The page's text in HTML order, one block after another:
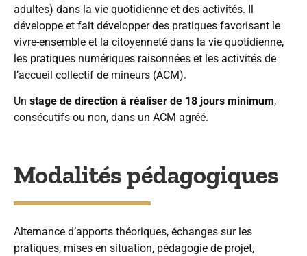
adultes) dans la vie quotidienne et des activités. Il
développe et fait développer des pratiques favorisant le
vivre-ensemble et la citoyenneté dans la vie quotidienne,
les pratiques numériques raisonnées et les activités de
l’accueil collectif de mineurs (ACM).
Un stage de direction à réaliser de 18 jours minimum,
consécutifs ou non, dans un ACM agréé.
Modalités pédagogiques
Alternance d’apports théoriques, échanges sur les
pratiques, mises en situation, pédagogie de projet,